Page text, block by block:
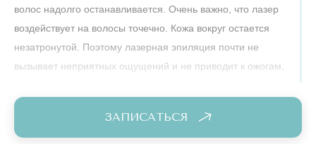
волос надолго останавливается. Очень важно, что лазер
воздействует на волосы точечно. Кожа вокруг остается
незатронутой. Поэтому лазерная эпиляция почти не
вызывает неприятных ощущений и не приводит к ожогам,
За одну процедуру, которая длится 20-30 минут, получается
удалить около 15% волос. Почему не все? Потому что
ЗАПИСАТЬСЯ